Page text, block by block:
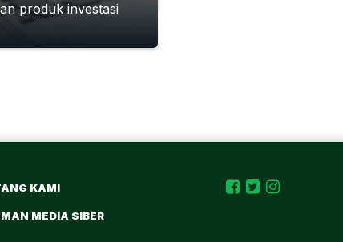
produk investasi
KAMI
MEDIA SIBER